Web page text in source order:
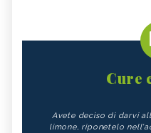
Cure
Avete deciso di darvi
limone, riponetelo